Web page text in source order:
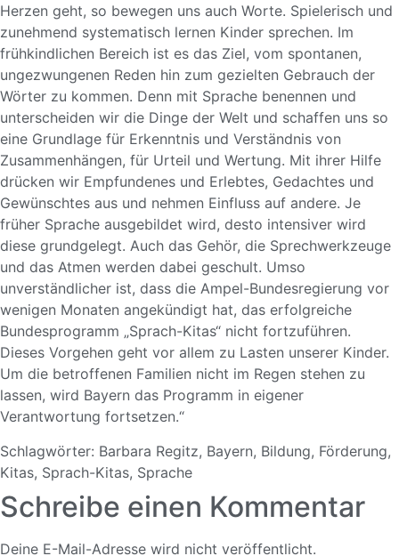
Herzen geht, so bewegen uns auch Worte. Spielerisch und
zunehmend systematisch lernen Kinder sprechen. Im
frühkindlichen Bereich ist es das Ziel, vom spontanen,
ungezwungenen Reden hin zum gezielten Gebrauch der
Wörter zu kommen. Denn mit Sprache benennen und
unterscheiden wir die Dinge der Welt und schaffen uns so
eine Grundlage für Erkenntnis und Verständnis von
Zusammenhängen, für Urteil und Wertung. Mit ihrer Hilfe
drücken wir Empfundenes und Erlebtes, Gedachtes und
Gewünschtes aus und nehmen Einfluss auf andere. Je
früher Sprache ausgebildet wird, desto intensiver wird
diese grundgelegt. Auch das Gehör, die Sprechwerkzeuge
und das Atmen werden dabei geschult. Umso
unverständlicher ist, dass die Ampel-Bundesregierung vor
wenigen Monaten angekündigt hat, das erfolgreiche
Bundesprogramm „Sprach-Kitas“ nicht fortzuführen.
Dieses Vorgehen geht vor allem zu Lasten unserer Kinder.
Um die betroffenen Familien nicht im Regen stehen zu
lassen, wird Bayern das Programm in eigener
Verantwortung fortsetzen.“
Schlagwörter: Barbara Regitz, Bayern, Bildung, Förderung,
Kitas, Sprach-Kitas, Sprache
Schreibe einen Kommentar
Deine E-Mail-Adresse wird nicht veröffentlicht.